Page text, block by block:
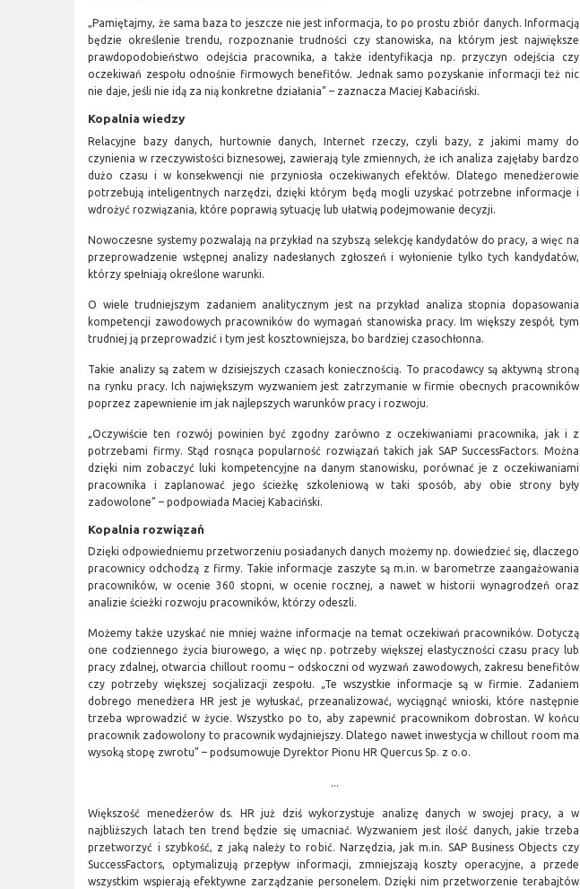
„Pamiętajmy, że sama baza to jeszcze nie jest informacja, to po prostu zbiór danych. Informacją
będzie określenie trendu, rozpoznanie trudności czy stanowiska, na którym jest największe
prawdopodobieństwo odejścia pracownika, a także identyfikacja np. przyczyn odejścia czy
oczekiwań zespołu odnośnie firmowych benefitów. Jednak samo pozyskanie informacji też nic
nie daje, jeśli nie idą za nią konkretne działania” – zaznacza Maciej Kabaciński.
Kopalnia wiedzy
Relacyjne bazy danych, hurtownie danych, Internet rzeczy, czyli bazy, z jakimi mamy do
czynienia w rzeczywistości biznesowej, zawierają tyle zmiennych, że ich analiza zajęłaby bardzo
dużo czasu i w konsekwencji nie przyniosła oczekiwanych efektów. Dlatego menedżerowie
potrzebują inteligentnych narzędzi, dzięki którym będą mogli uzyskać potrzebne informacje i
wdrożyć rozwiązania, które poprawią sytuację lub ułatwią podejmowanie decyzji.
Nowoczesne systemy pozwalają na przykład na szybszą selekcję kandydatów do pracy, a więc na
przeprowadzenie wstępnej analizy nadesłanych zgłoszeń i wyłonienie tylko tych kandydatów,
którzy spełniają określone warunki.
O wiele trudniejszym zadaniem analitycznym jest na przykład analiza stopnia dopasowania
kompetencji zawodowych pracowników do wymagań stanowiska pracy. Im większy zespół, tym
trudniej ją przeprowadzić i tym jest kosztowniejsza, bo bardziej czasochłonna.
Takie analizy są zatem w dzisiejszych czasach koniecznością. To pracodawcy są aktywną stroną
na rynku pracy. Ich największym wyzwaniem jest zatrzymanie w firmie obecnych pracowników
poprzez zapewnienie im jak najlepszych warunków pracy i rozwoju.
„Oczywiście ten rozwój powinien być zgodny zarówno z oczekiwaniami pracownika, jak i z
potrzebami firmy. Stąd rosnąca popularność rozwiązań takich jak SAP SuccessFactors. Można
dzięki nim zobaczyć luki kompetencyjne na danym stanowisku, porównać je z oczekiwaniami
pracownika i zaplanować jego ścieżkę szkoleniową w taki sposób, aby obie strony były
zadowolone” – podpowiada Maciej Kabaciński.
Kopalnia rozwiązań
Dzięki odpowiedniemu przetworzeniu posiadanych danych możemy np. dowiedzieć się, dlaczego
pracownicy odchodzą z firmy. Takie informacje zaszyte są m.in. w barometrze zaangażowania
pracowników, w ocenie 360 stopni, w ocenie rocznej, a nawet w historii wynagrodzeń oraz
analizie ścieżki rozwoju pracowników, którzy odeszli.
Możemy także uzyskać nie mniej ważne informacje na temat oczekiwań pracowników. Dotyczą
one codziennego życia biurowego, a więc np. potrzeby większej elastyczności czasu pracy lub
pracy zdalnej, otwarcia chillout roomu – odskoczni od wyzwań zawodowych, zakresu benefitów
czy potrzeby większej socjalizacji zespołu. „Te wszystkie informacje są w firmie. Zadaniem
dobrego menedżera HR jest je wyłuskać, przeanalizować, wyciągnąć wnioski, które następnie
trzeba wprowadzić w życie. Wszystko po to, aby zapewnić pracownikom dobrostan. W końcu
pracownik zadowolony to pracownik wydajniejszy. Dlatego nawet inwestycja w chillout room ma
wysoką stopę zwrotu” – podsumowuje Dyrektor Pionu HR Quercus Sp. z o.o.
...
Większość menedżerów ds. HR już dziś wykorzystuje analizę danych w swojej pracy, a w
najbliższych latach ten trend będzie się umacniać. Wyzwaniem jest ilość danych, jakie trzeba
przetworzyć i szybkość, z jaką należy to robić. Narzędzia, jak m.in. SAP Business Objects czy
SuccessFactors, optymalizują przepływ informacji, zmniejszają koszty operacyjne, a przede
wszystkim wspierają efektywne zarządzanie personelem. Dzięki nim przetworzenie terabajtów